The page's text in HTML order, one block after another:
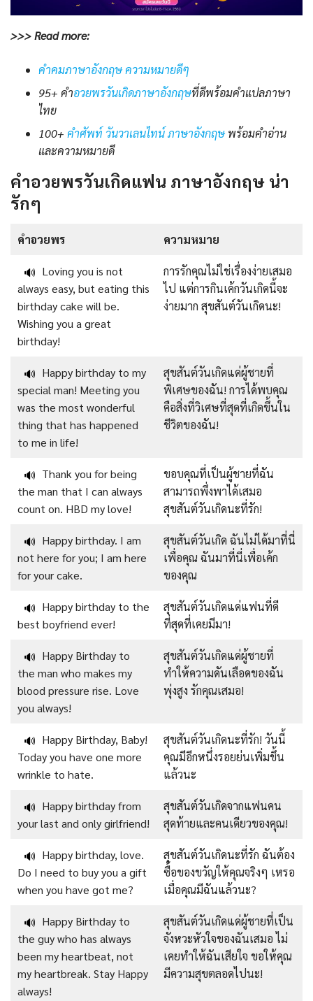
>>> Read more:
คําคมภาษาอังกฤษ ความหมายดีๆ
95+ คำอวยพรวันเกิดภาษาอังกฤษที่ดีพร้อมคำแปลภาษา
ไทย
100+ คําศัพท์ วันวาเลนไทน์ ภาษาอังกฤษพร้อมคําอ่าน
และความหมายดี
คําอวยพรวันเกิดแฟน ภาษาอังกฤษ น่า
รักๆ
คําอวยพร ความหมาย
🔊 Loving you is not
always easy, but eating this
birthday cake will be.
Wishing you a great
birthday!
การรักคุณไม่ใช่เรื่องง่ายเสมอ
ไป แต่การกินเค้กวันเกิดนี้จะ
ง่ายมาก สุขสันต์วันเกิดนะ!
🔊 Happy birthday to my
special man! Meeting you
was the most wonderful
thing that has happened
to me in life!
สุขสันต์วันเกิดแด่ผู้ชายที่
พิเศษของฉัน! การได้พบคุณ
คือสิ่งที่วิเศษที่สุดที่เกิดขึ้นใน
ชีวิตของฉัน!
🔊 Thank you for being
the man that I can always
count on. HBD my love!
ขอบคุณที่เป็นผู้ชายที่ฉัน
สามารถพึ่งพาได้เสมอ
สุขสันต์วันเกิดนะที่รัก!
🔊 Happy birthday. I am
not here for you; I am here
for your cake.
สุขสันต์วันเกิด ฉันไม่ได้มาที่นี่
เพื่อคุณ ฉันมาที่นี่เพื่อเค้ก
ของคุณ
🔊 Happy birthday to the
best boyfriend ever!
สุขสันต์วันเกิดแด่แฟนที่ดี
ที่สุดที่เคยมีมา!
🔊 Happy Birthday to
the man who makes my
blood pressure rise. Love
you always!
สุขสันต์วันเกิดแด่ผู้ชายที่
ทำให้ความดันเลือดของฉัน
พุ่งสูง รักคุณเสมอ!
🔊 Happy Birthday, Baby!
Today you have one more
wrinkle to hate.
สุขสันต์วันเกิดนะที่รัก! วันนี้
คุณมีอีกหนึ่งรอยย่นเพิ่มขึ้น
แล้วนะ
🔊 Happy birthday from
your last and only girlfriend!
สุขสันต์วันเกิดจากแฟนคน
สุดท้ายและคนเดียวของคุณ!
🔊 Happy birthday, love.
Do I need to buy you a gift
when you have got me?
สุขสันต์วันเกิดนะที่รัก ฉันต้อง
ซื้อของขวัญให้คุณจริงๆ เหรอ
เมื่อคุณมีฉันแล้วนะ?
🔊 Happy Birthday to
the guy who has always
been my heartbeat, not
my heartbreak. Stay Happy
always!
สุขสันต์วันเกิดแด่ผู้ชายที่เป็น
จังหวะหัวใจของฉันเสมอ ไม่
เคยทำให้ฉันเสียใจ ขอให้คุณ
มีความสุขตลอดไปนะ!